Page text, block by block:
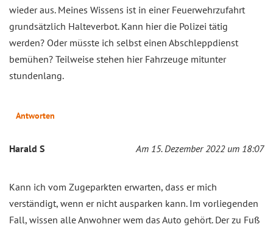
wieder aus. Meines Wissens ist in einer Feuerwehrzufahrt
grundsätzlich Halteverbot. Kann hier die Polizei tätig
werden? Oder müsste ich selbst einen Abschleppdienst
bemühen? Teilweise stehen hier Fahrzeuge mitunter
stundenlang.
Antworten
Harald S Am 15. Dezember 2022 um 18:07
Kann ich vom Zugeparkten erwarten, dass er mich
verständigt, wenn er nicht ausparken kann. Im vorliegenden
Fall, wissen alle Anwohner wem das Auto gehört. Der zu Fuß